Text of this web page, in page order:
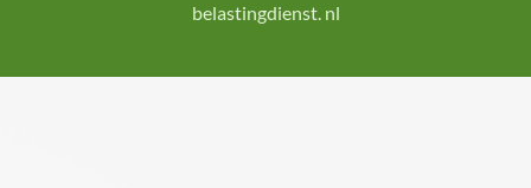
belastingdienst. nl